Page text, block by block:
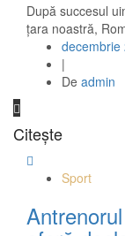
După succesul
țara noastră,
decembrie
|
De admin
Citește
Sport